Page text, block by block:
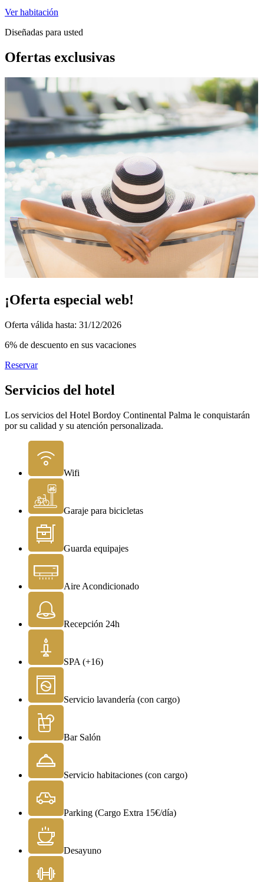
Ver habitación
Diseñadas para usted
Ofertas exclusivas
¡Oferta especial web!
Oferta válida hasta: 31/12/2026
6% de descuento en sus vacaciones
Reservar
Servicios del hotel
Los servicios del Hotel Bordoy Continental Palma le conquistarán
por su calidad y su atención personalizada.
Wifi
Garaje para bicicletas
Guarda equipajes
Aire Acondicionado
Recepción 24h
SPA (+16)
Servicio lavandería (con cargo)
Bar Salón
Servicio habitaciones (con cargo)
Parking (Cargo Extra 15€/día)
Desayuno